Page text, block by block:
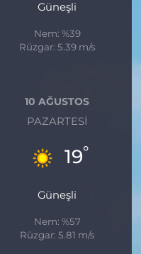
Güneşli
Nem: %39
Rüzgar: 5.39 m/s
10 AĞUSTOS
PAZARTESI
19°
Güneşli
Nem: %57
Rüzgar: 5.81 m/s